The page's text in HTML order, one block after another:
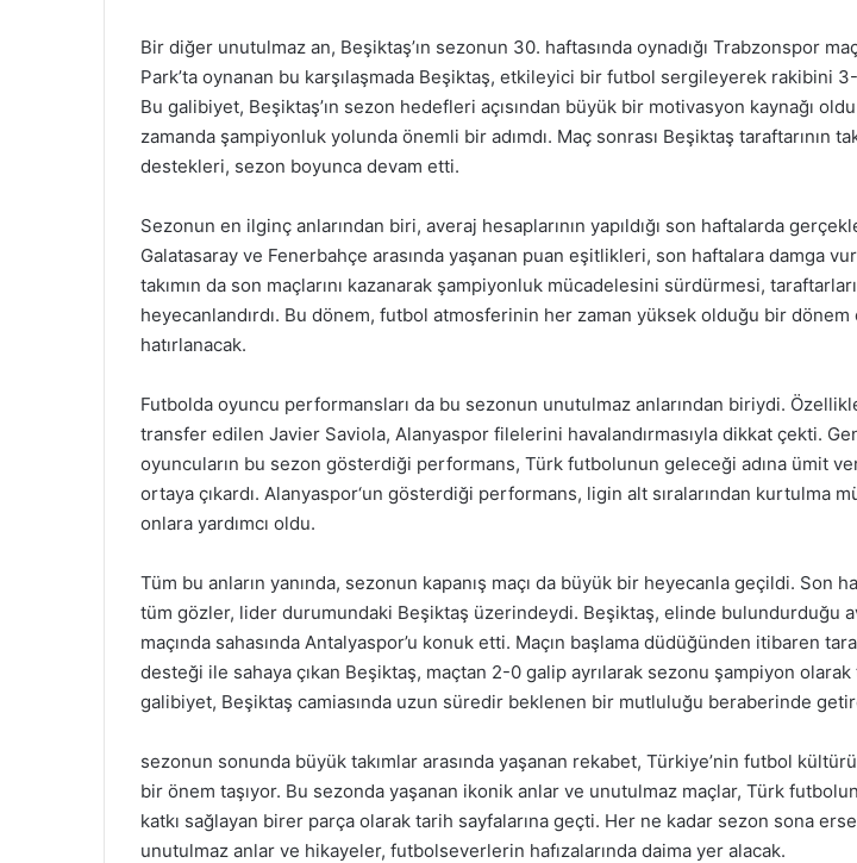
Bir diğer unutulmaz an, Beşiktaş’ın sezonun 30. haftasında oynadığı Trabzonspor
Park’ta oynanan bu karşılaşmada Beşiktaş, etkileyici bir futbol sergileyerek rakibini
Bu galibiyet, Beşiktaş’ın sezon hedefleri açısından büyük bir motivasyon kaynağı oldu
zamanda şampiyonluk yolunda önemli bir adımdı. Maç sonrası Beşiktaş taraftarının
destekleri, sezon boyunca devam etti.
Sezonun en ilginç anlarından biri, averaj hesaplarının yapıldığı son haftalarda
Galatasaray ve Fenerbahçe arasında yaşanan puan eşitlikleri, son haftalara damga
takımın da son maçlarını kazanarak şampiyonluk mücadelesini sürdürmesi,
heyecanlandırdı. Bu dönem, futbol atmosferinin her zaman yüksek olduğu bir dönem
hatırlanacak.
Futbolda oyuncu performansları da bu sezonun unutulmaz anlarından biriydi.
transfer edilen Javier Saviola, Alanyaspor filelerini havalandırmasıyla dikkat çekti.
oyuncuların bu sezon gösterdiği performans, Türk futbolunun geleceği adına ümit
ortaya çıkardı. Alanyaspor‘un gösterdiği performans, ligin alt sıralarından kurtulma
onlara yardımcı oldu.
Tüm bu anların yanında, sezonun kapanış maçı da büyük bir heyecanla geçildi. Son
tüm gözler, lider durumundaki Beşiktaş üzerindeydi. Beşiktaş, elinde bulundurduğu
maçında sahasında Antalyaspor’u konuk etti. Maçın başlama düdüğünden itibaren
desteği ile sahaya çıkan Beşiktaş, maçtan 2-0 galip ayrılarak sezonu şampiyon olarak
galibiyet, Beşiktaş camiasında uzun süredir beklenen bir mutluluğu beraberinde
sezonun sonunda büyük takımlar arasında yaşanan rekabet, Türkiye’nin futbol kültürü
bir önem taşıyor. Bu sezonda yaşanan ikonik anlar ve unutulmaz maçlar, Türk
katkı sağlayan birer parça olarak tarih sayfalarına geçti. Her ne kadar sezon sona
unutulmaz anlar ve hikayeler, futbolseverlerin hafızalarında daima yer alacak.